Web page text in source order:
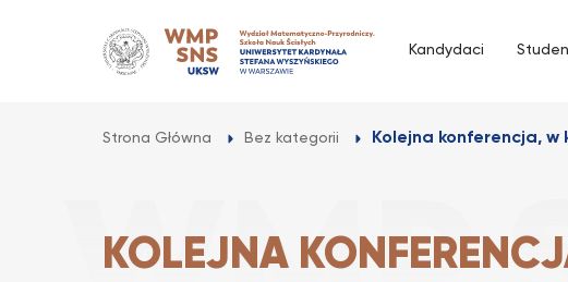
Kandydaci
Strona Główna Bez kategorii Kolejna konferencja, w
KOLEJNA